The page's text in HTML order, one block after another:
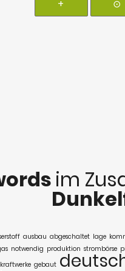
+ ⊙
im
ausbau abgeschaltet lage
notwendig produktion strombörse
gebaut